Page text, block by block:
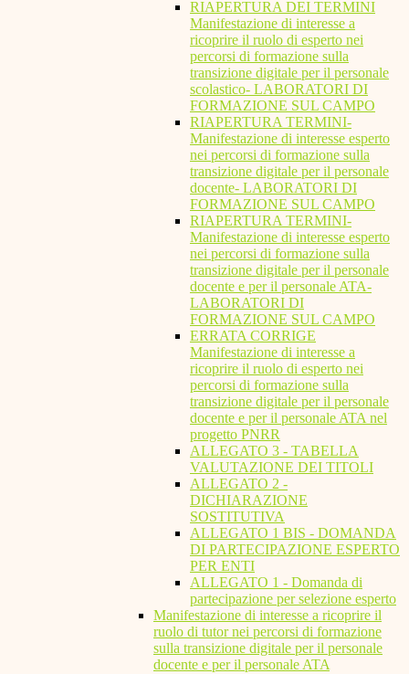
RIAPERTURA DEI TERMINI
Manifestazione di interesse a
ricoprire il ruolo di esperto nei
percorsi di formazione sulla
transizione digitale per il personale
scolastico- LABORATORI DI
FORMAZIONE SUL CAMPO
RIAPERTURA TERMINI-
Manifestazione di interesse esperto
nei percorsi di formazione sulla
transizione digitale per il personale
docente- LABORATORI DI
FORMAZIONE SUL CAMPO
RIAPERTURA TERMINI-
Manifestazione di interesse esperto
nei percorsi di formazione sulla
transizione digitale per il personale
docente e per il personale ATA-
LABORATORI DI
FORMAZIONE SUL CAMPO
ERRATA CORRIGE
Manifestazione di interesse a
ricoprire il ruolo di esperto nei
percorsi di formazione sulla
transizione digitale per il personale
docente e per il personale ATA nel
progetto PNRR
ALLEGATO 3 - TABELLA
VALUTAZIONE DEI TITOLI
ALLEGATO 2 -
DICHIARAZIONE
SOSTITUTIVA
ALLEGATO 1 BIS - DOMANDA
DI PARTECIPAZIONE ESPERTO
PER ENTI
ALLEGATO 1 - Domanda di
partecipazione per selezione esperto
Manifestazione di interesse a ricoprire il
ruolo di tutor nei percorsi di formazione
sulla transizione digitale per il personale
docente e per il personale ATA